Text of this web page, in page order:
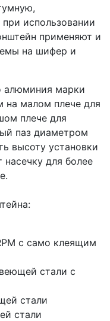
использовании
применяют и
на шифер и
алюминия марки
на малом плече для
плече для
паз диаметром
высоту установки
для более
с само клеящим
стали с
стали
стали